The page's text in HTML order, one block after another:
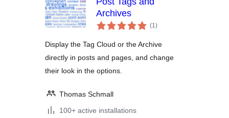
Archives
(1total
ratings
)
Display the Tag Cloud or the Archive
directly in posts and pages, and change
their look in the options.
Thomas Schmall
100+ active installations